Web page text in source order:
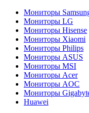
Мониторы
Мониторы LG
Мониторы Hisense
Мониторы Xiaomi
Мониторы Philips
Мониторы ASUS
Мониторы MSI
Мониторы Acer
Мониторы AOC
Мониторы
Huawei